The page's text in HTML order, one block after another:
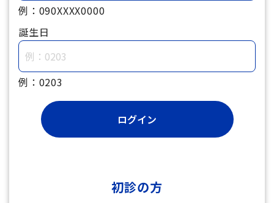
例：090XXXX0000
誕生日
例：0203
初診の方